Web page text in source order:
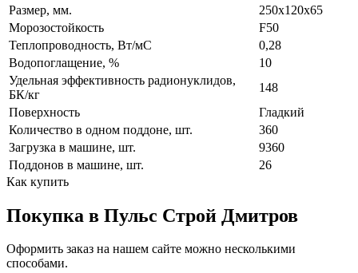
Размер, мм.
250х120х65
Морозостойкость
F50
Теплопроводность, Вт/мC
0,28
Водопоглащение, %
10
Удельная эффективность радионуклидов,
БК/кг
148
Поверхность
Гладкий
Количество в одном поддоне, шт.
360
Загрузка в машине, шт.
9360
Поддонов в машине, шт.
26
Как купить
Покупка в Пульс Строй Дмитров
Оформить заказ на нашем сайте можно несколькими
способами.